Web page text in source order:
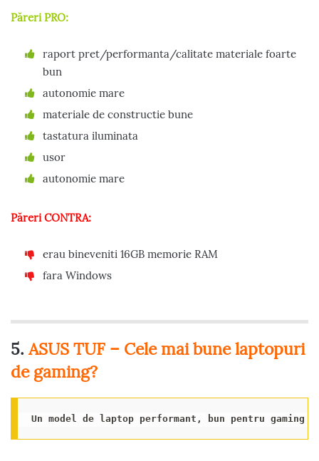
Păreri PRO:
raport pret/performanta/calitate materiale foarte
bun
autonomie mare
materiale de constructie bune
tastatura iluminata
usor
autonomie mare
Păreri CONTRA:
erau bineveniti 16GB memorie RAM
fara Windows
5.ASUS TUF – Cele mai bune laptopuri
de gaming?
Un model de laptop performant, bun pentru gaming